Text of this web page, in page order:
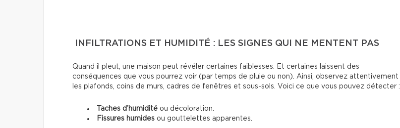
INFILTRATIONS ET HUMIDITÉ : LES SIGNES QUI NE MENTENT PAS
Quand il pleut, une maison peut révéler certaines faiblesses. Et certaines laissent des
conséquences que vous pourrez voir (par temps de pluie ou non). Ainsi, observez attentivement
les plafonds, coins de murs, cadres de fenêtres et sous-sols. Voici ce que vous pouvez détecter :
Taches d’humidité ou décoloration.
Fissures humides ou gouttelettes apparentes.